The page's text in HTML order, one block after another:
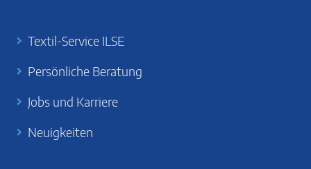
Textil-Service ILSE
Persönliche Beratung
Jobs und Karriere
Neuigkeiten